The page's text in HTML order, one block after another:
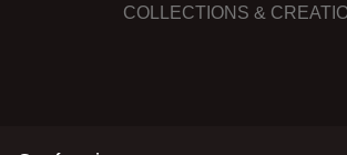
COLLECTIONS &